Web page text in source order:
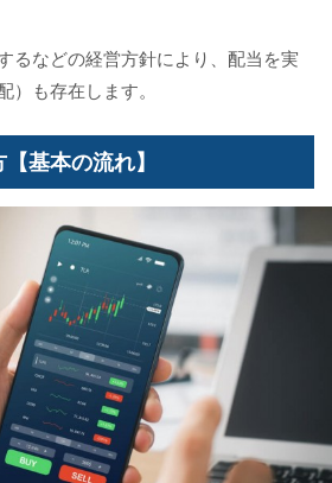
るなどの経営方針により、配当を実
）も存在します。
基本の流れ】